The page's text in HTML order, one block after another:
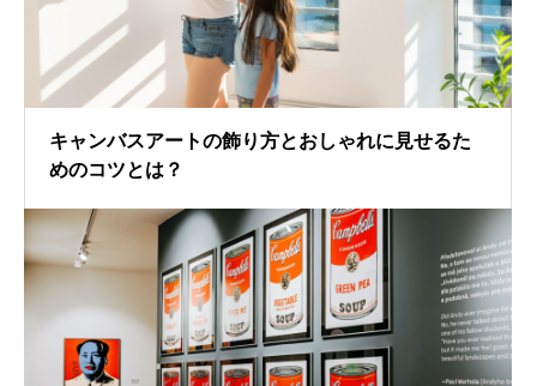
キャンバスアートの飾り方とおしゃれに見せるた
めのコツとは？